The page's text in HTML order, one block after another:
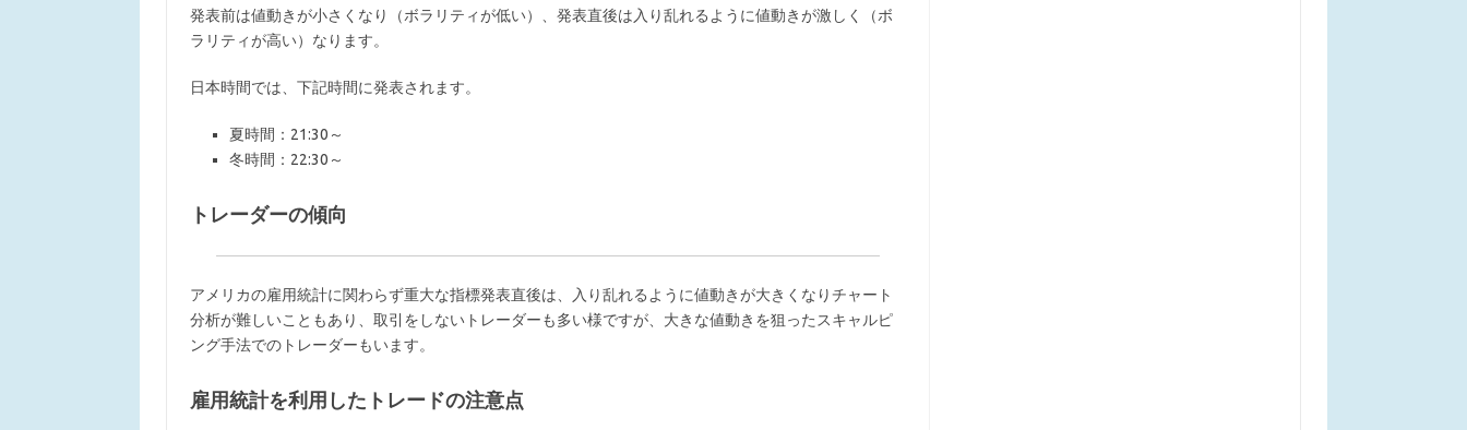
発表前は値動きが小さくなり（ボラリティが低い）、発表直後は入り乱れるように値動きが激しく（ボ
ラリティが高い）なります。
日本時間では、下記時間に発表されます。
夏時間：21:30～
冬時間：22:30～
トレーダーの傾向
アメリカの雇用統計に関わらず重大な指標発表直後は、入り乱れるように値動きが大きくなりチャート
分析が難しいこともあり、取引をしないトレーダーも多い様ですが、大きな値動きを狙ったスキャルピ
ング手法でのトレーダーもいます。
雇用統計を利用したトレードの注意点